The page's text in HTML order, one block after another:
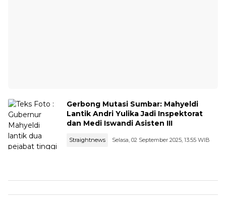
Gerbong Mutasi Sumbar: Mahyeldi
Lantik Andri Yulika Jadi Inspektorat
dan Medi Iswandi Asisten III
Straightnews Selasa, 02 September 2025, 13:55 WIB